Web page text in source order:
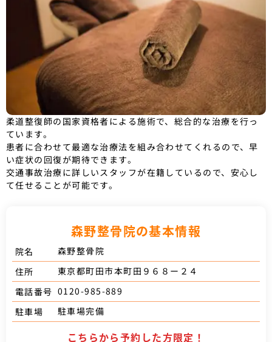
柔道整復師の国家資格者による施術で、総合的な治療を行っ
ています。
患者に合わせて最適な治療法を組み合わせてくれるので、早
い症状の回復が期待できます。
交通事故治療に詳しいスタッフが在籍しているので、安心し
て任せることが可能です。
森野整骨院の基本情報
院名
森野整骨院
住所
東京都町田市本町田９６８ー２４
電話番号 0120-985-889
駐車場
駐車場完備
こちらから予約した方限定！